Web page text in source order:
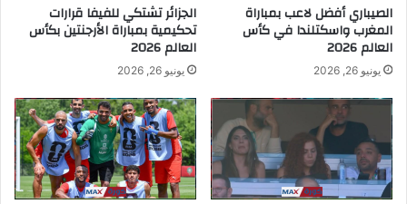
الصيباري أفضل لاعب بمباراة
المغرب واسكتلندا في كأس
العالم 2026
يونيو 26, 2026
الجزائر تشتكي للفيفا قرارات
تحكيمية بمباراة الأرجنتين بكأس
العالم 2026
يونيو 26, 2026